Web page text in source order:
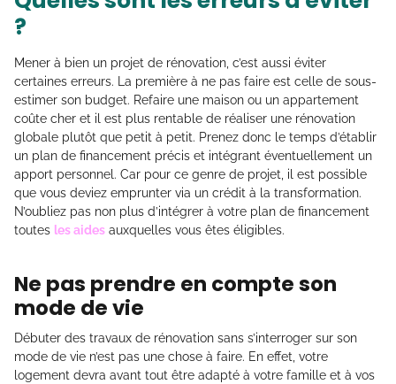
?
Mener à bien un projet de rénovation, c’est aussi éviter
certaines erreurs. La première à ne pas faire est celle de sous-
estimer son budget. Refaire une maison ou un appartement
coûte cher et il est plus rentable de réaliser une rénovation
globale plutôt que petit à petit. Prenez donc le temps d’établir
un plan de financement précis et intégrant éventuellement un
apport personnel. Car pour ce genre de projet, il est possible
que vous deviez emprunter via un crédit à la transformation.
N’oubliez pas non plus d’intégrer à votre plan de financement
toutes les aides auxquelles vous êtes éligibles.
Ne pas prendre en compte son
mode de vie
Débuter des travaux de rénovation sans s’interroger sur son
mode de vie n’est pas une chose à faire. En effet, votre
logement devra avant tout être adapté à votre famille et à vos